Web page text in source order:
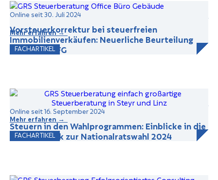
FACHARTIKEL
Online seit 30. Juli 2024
Vorsteuerkorrektur bei steuerfreien
Immobilienverkäufen: Neuerliche Beurteilung
durch das BFG
Mehr erfahren →
FACHARTIKEL
Online seit 16. September 2024
Steuern in den Wahlprogrammen: Einblicke in die
Steuerpolitik zur Nationalratswahl 2024
Mehr erfahren →